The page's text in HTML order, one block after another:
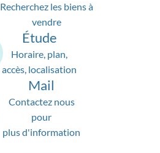
Recherchez les biens à
vendre
Étude
Horaire, plan,
accès, localisation
Mail
Contactez nous
pour
plus d'information